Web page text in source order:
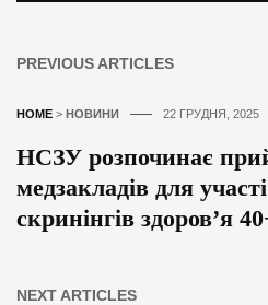
PREVIOUS ARTICLES
HOME > НОВИНИ 22 ГРУДНЯ, 2025
НСЗУ розпочинає
медзакладів для
скринінгів здоров’я
NEXT ARTICLES